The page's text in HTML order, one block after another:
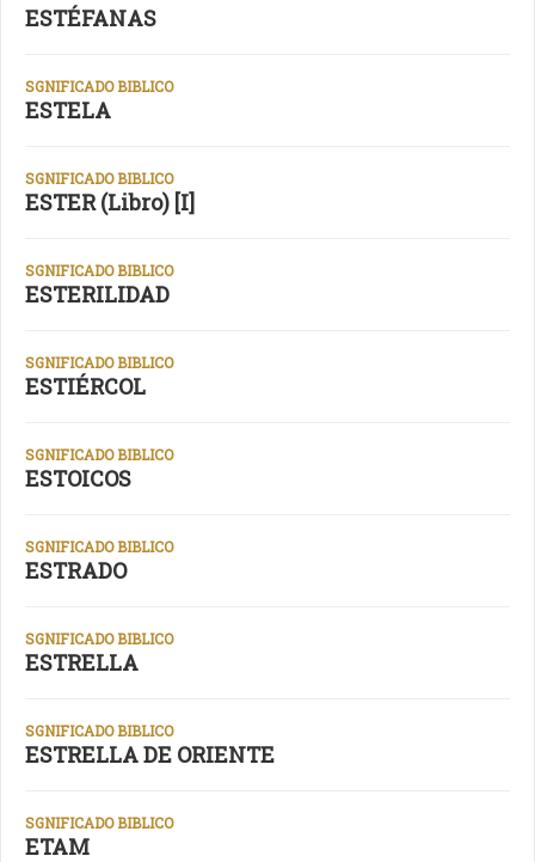
ESTÉFANAS
SGNIFICADO BIBLICO
ESTELA
SGNIFICADO BIBLICO
ESTER (Libro) [I]
SGNIFICADO BIBLICO
ESTERILIDAD
SGNIFICADO BIBLICO
ESTIÉRCOL
SGNIFICADO BIBLICO
ESTOICOS
SGNIFICADO BIBLICO
ESTRADO
SGNIFICADO BIBLICO
ESTRELLA
SGNIFICADO BIBLICO
ESTRELLA DE ORIENTE
SGNIFICADO BIBLICO
ETAM